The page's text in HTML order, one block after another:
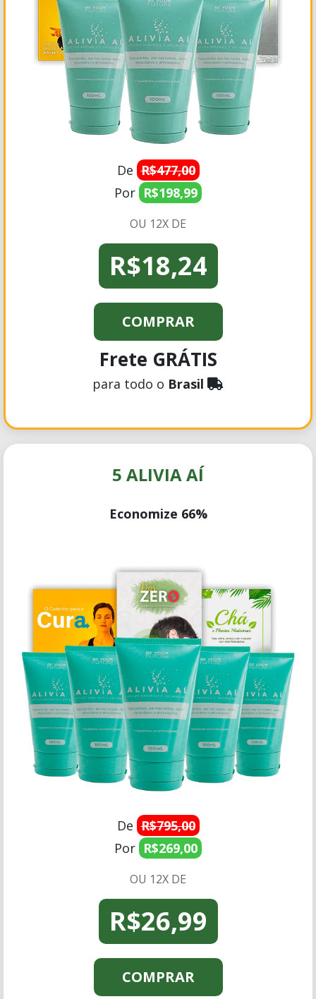
De R$477,00
Por R$198,99
OU 12X DE
R$18,24
COMPRAR
Frete GRÁTIS
para todo o Brasil
5 ALIVIA AÍ
Economize 66%
De R$795,00
Por R$269,00
OU 12X DE
R$26,99
COMPRAR